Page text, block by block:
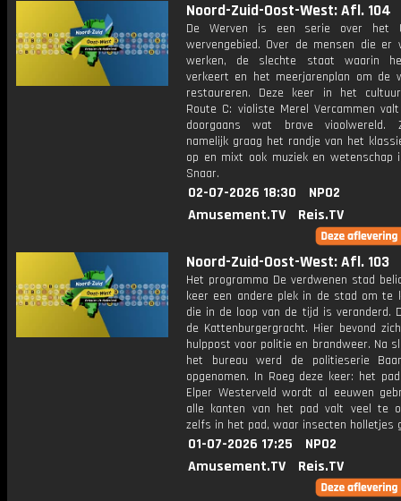
Noord-Zuid-Oost-West: Afl. 104
De Werven is een serie over het
wervengebied. Over de mensen die er
werken, de slechte staat waarin
verkeert en het meerjarenplan om de
restaureren. Deze keer in het
Route C: violiste Merel Vercammen
doorgaans wat brave vioolwereld.
namelijk graag het randje van het
op en mixt ook muziek en wetenschap
Snaar.
02-07-2026 18:30
NPO2
Amusement.TV
Reis.TV
Noord-Zuid-Oost-West: Afl. 103
Het programma De verdwenen stad
keer een andere plek in de stad om te
die in de loop van de tijd is veranderd.
de Kattenburgergracht. Hier bevond
hulppost voor politie en brandweer. Na
het bureau werd de politieserie
opgenomen. In Roeg deze keer: het
Elper Westerveld wordt al eeuwen
alle kanten van het pad valt veel te
zelfs in het pad, waar insecten holletjes
01-07-2026 17:25
NPO2
Amusement.TV
Reis.TV